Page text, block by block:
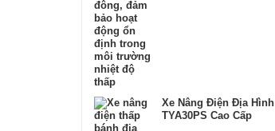
Xe Nâng Điện Địa Hình
TYA30PS Cao Cấp